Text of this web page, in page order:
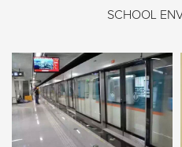
SCHOOL